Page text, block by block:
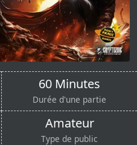
60 Minutes
Durée d'une partie
Amateur
Type de public